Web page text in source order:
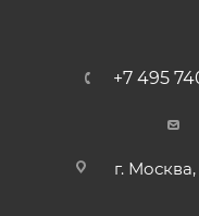
+7 495
г.